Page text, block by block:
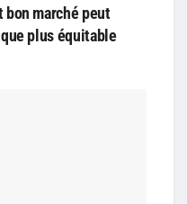
bon marché peut
plus équitable